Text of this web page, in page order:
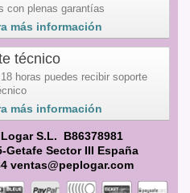
con plenas garantías
más información
técnico
horas puedes recibir soporte
más información
S.L. B86378981
Getafe Sector III España
ventas@peplogar.com